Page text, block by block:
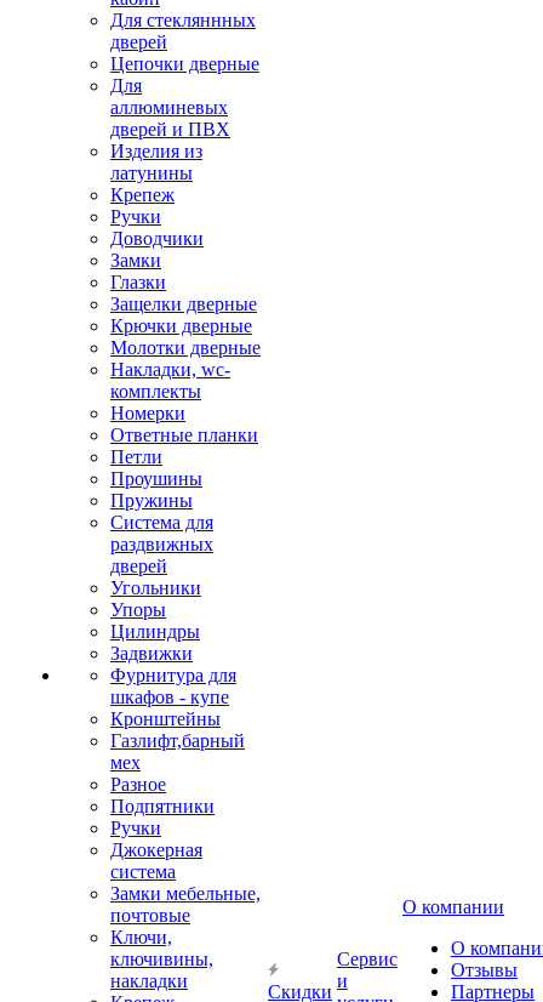
Для стекляннных
дверей
Цепочки дверные
Для
аллюминевых
дверей и ПВХ
Изделия из
латунины
Крепеж
Ручки
Доводчики
Замки
Глазки
Защелки дверные
Крючки дверные
Молотки дверные
Накладки, wc-
комплекты
Номерки
Ответные планки
Петли
Проушины
Пружины
Система для
раздвижных
дверей
Угольники
Упоры
Цилиндры
Задвижки
Фурнитура для
шкафов - купе
Кронштейны
Газлифт,барный
мех
Разное
Подпятники
Ручки
Джокерная
система
Замки мебельные,
почтовые
Ключи,
ключивины,
накладки
Скидки
Сервис
и
О компании
О
Отзывы
Партнеры